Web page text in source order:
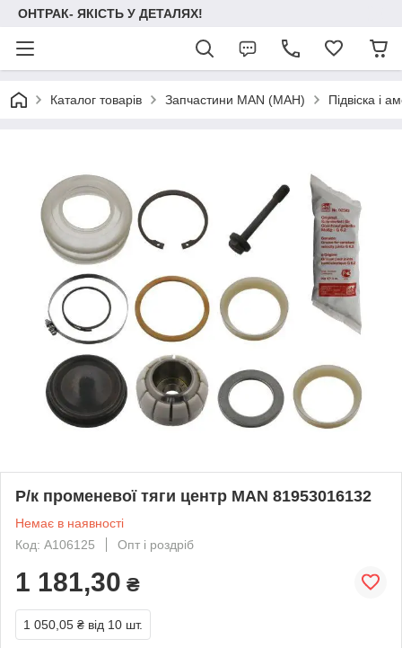
ОНТРАК- ЯКІСТЬ У ДЕТАЛЯХ!
Каталог товарів Запчастини MAN (МАН) Підвіска і
Р/к променевої тяги центр MAN 81953016132
Немає в наявності
Код: A106125
Опт і роздріб
1 181,30 ₴
1 050,05 ₴ від 10 шт.